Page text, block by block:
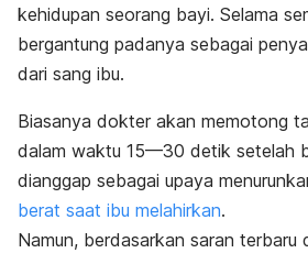
kehidupan seorang bayi. Selama
bergantung padanya sebagai
dari sang ibu.
Biasanya dokter akan memotong
dalam waktu 15—30 detik setelah
dianggap sebagai upaya
berat saat ibu melahirkan.
Namun, berdasarkan saran terbaru